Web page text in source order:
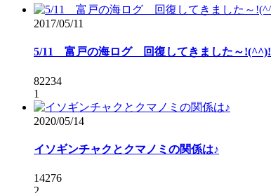
2017/05/11
5/11 富戸の海ログ 回復してきました～!(^^)!
82234
1
2020/05/14
イソギンチャクとクマノミの関係は♪
14276